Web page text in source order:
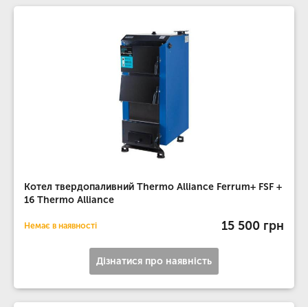
Котел твердопаливний Thermo Alliance Ferrum+ FSF +
16 Thermo Alliance
Немає в наявності 15 500 грн
Дізнатися про наявність